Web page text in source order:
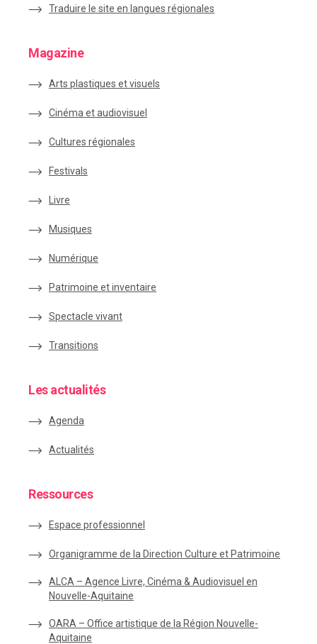
Traduire le site en langues régionales
Magazine
Arts plastiques et visuels
Cinéma et audiovisuel
Cultures régionales
Festivals
Livre
Musiques
Numérique
Patrimoine et inventaire
Spectacle vivant
Transitions
Les actualités
Agenda
Actualités
Ressources
Espace professionnel
Organigramme de la Direction Culture et Patrimoine
ALCA – Agence Livre, Cinéma & Audiovisuel en
Nouvelle-Aquitaine
OARA – Office artistique de la Région Nouvelle-
Aquitaine